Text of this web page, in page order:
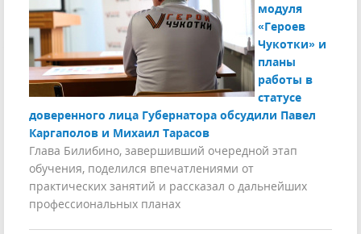
модуля
«Героев
Чукотки» и
планы
работы в
статусе
доверенного лица Губернатора обсудили Павел
Каргаполов и Михаил Тарасов
Глава Билибино, завершивший очередной этап
обучения, поделился впечатлениями от
практических занятий и рассказал о дальнейших
профессиональных планах